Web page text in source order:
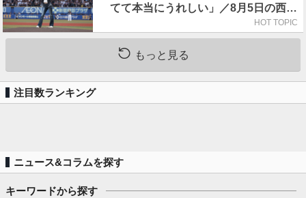
てて本当にうれしい」／8月5日の西武
HOT TOPIC
もっと見る
注目数ランキング
ニュース&コラムを探す
キーワードから探す